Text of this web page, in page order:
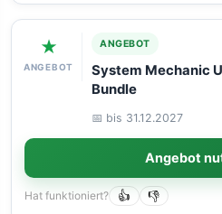
★
ANGEBOT
ANGEBOT
System Mechanic
Bundle
📅 bis 31.12.2027
Angebot
Hat funktioniert? 👍 👎